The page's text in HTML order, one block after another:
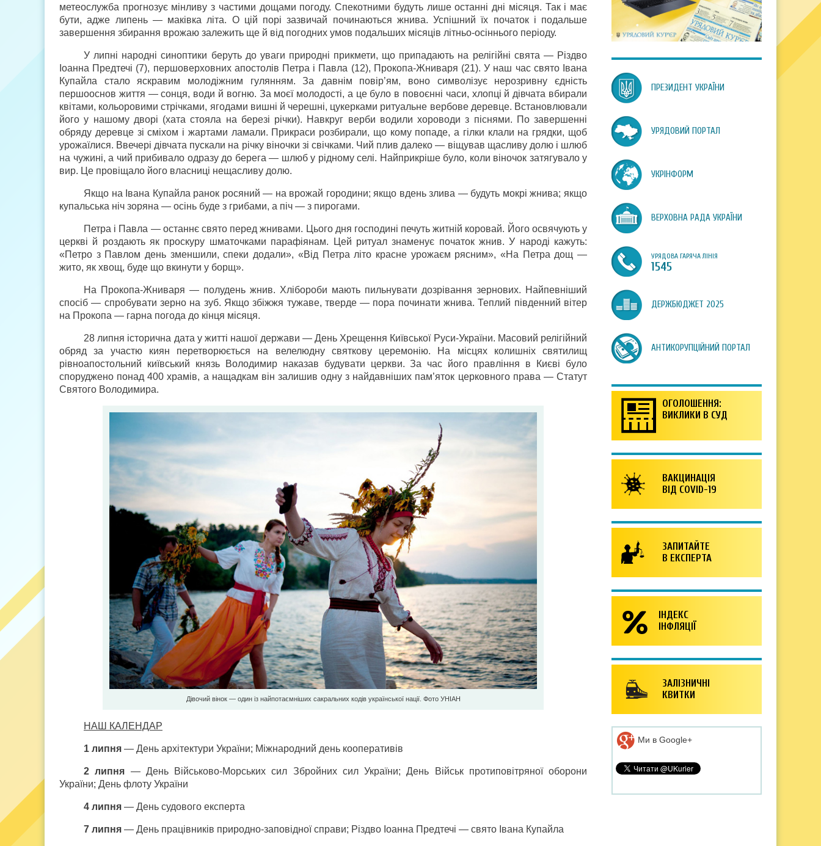
метеослужба прогнозує мінливу з частими дощами погоду. Спекотними будуть лише останні дні місяця. Так і має
бути, адже липень — маківка літа. О цій порі зазвичай починаються жнива. Успішний їх початок і подальше
завершення збирання врожаю залежить ще й від погодних умов подальших місяців літньо-осіннього періоду.
У липні народні синоптики беруть до уваги природні прикмети, що припадають на релігійні свята — Різдво
Іоанна Предтечі (7), першоверховних апостолів Петра і Павла (12), Прокопа-Жниваря (21). У наш час свято Івана
Купайла стало яскравим молодіжним гулянням. За давнім повір’ям, воно символізує нерозривну єдність
першооснов життя — сонця, води й вогню. За моєї молодості, а це було в повоєнні часи, хлопці й дівчата вбирали
квітами, кольоровими стрічками, ягодами вишні й черешні, цукерками ритуальне вербове деревце. Встановлювали
його у нашому дворі (хата стояла на березі річки). Навкруг верби водили хороводи з піснями. По завершенні
обряду деревце зі сміхом і жартами ламали. Прикраси розбирали, що кому попаде, а гілки клали на грядки, щоб
урожаїлися. Ввечері дівчата пускали на річку віночки зі свічками. Чий плив далеко — віщував щасливу долю і шлюб
на чужині, а чий прибивало одразу до берега — шлюб у рідному селі. Найприкріше було, коли віночок затягувало у
вир. Це провіщало його власниці нещасливу долю.
Якщо на Івана Купайла ранок росяний — на врожай городини; якщо вдень злива — будуть мокрі жнива; якщо
купальська ніч зоряна — осінь буде з грибами, а піч — з пирогами.
Петра і Павла — останнє свято перед жнивами. Цього дня господині печуть житній коровай. Його освячують у
церкві й роздають як проскуру шматочками парафіянам. Цей ритуал знаменує початок жнив. У народі кажуть:
«Петро з Павлом день зменшили, спеки додали», «Від Петра літо красне урожаєм рясним», «На Петра дощ —
жито, як хвощ, буде що вкинути у борщ».
На Прокопа-Жниваря — полудень жнив. Хлібороби мають пильнувати дозрівання зернових. Найпевніший
спосіб — спробувати зерно на зуб. Якщо збіжжя тужаве, тверде — пора починати жнива. Теплий південний вітер
на Прокопа — гарна погода до кінця місяця.
28 липня історична дата у житті нашої держави — День Хрещення Київської Руси-України. Масовий релігійний
обряд за участю киян перетворюється на велелюдну святкову церемонію. На місцях колишніх святилищ
рівноапостольний київський князь Володимир наказав будувати церкви. За час його правління в Києві було
споруджено понад 400 храмів, а нащадкам він залишив одну з найдавніших пам’яток церковного права — Статут
Святого Володимира.
Дівочий вінок — один із найпотаємніших сакральних кодів української нації. Фото УНІАН
НАШ КАЛЕНДАР
1 липня — День архітектури України; Міжнародний день кооперативів
2 липня — День Військово-Морських сил Збройних сил України; День Військ протиповітряної оборони
України; День флоту України
4 липня — День судового експерта
7 липня — День працівників природно-заповідної справи; Різдво Іоанна Предтечі — свято Івана Купайла
ПРЕЗИДЕНТ УКРАЇНИ
УРЯДОВИЙ ПОРТАЛ
УКРІНФОРМ
ВЕРХОВНА РАДА УКРАЇНИ
УРЯДОВА ГАРЯЧА ЛІНІЯ
1545
ДЕРЖБЮДЖЕТ 2025
АНТИКОРУПЦІЙНИЙ ПОРТАЛ
ОГОЛОШЕННЯ:
ВИКЛИКИ В СУД
ВАКЦИНАЦІЯ
ВІД COVID-19
ЗАПИТАЙТЕ
В ЕКСПЕРТА
ІНДЕКС
ІНФЛЯЦІЇ
ЗАЛІЗНИЧНІ
КВИТКИ
Ми в Google+